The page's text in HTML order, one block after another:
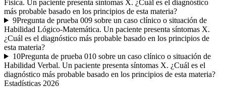
Física. Un paciente presenta síntomas X. ¿Cuál es el diagnóstico
más probable basado en los principios de esta materia?
9Pregunta de prueba 009 sobre un caso clínico o situación de
Habilidad Lógico-Matemática. Un paciente presenta síntomas X.
¿Cuál es el diagnóstico más probable basado en los principios de
esta materia?
10Pregunta de prueba 010 sobre un caso clínico o situación de
Habilidad Verbal. Un paciente presenta síntomas X. ¿Cuál es el
diagnóstico más probable basado en los principios de esta materia?
Estadísticas 2026